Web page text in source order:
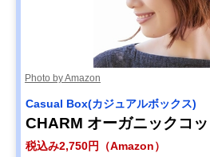
Photo by Amazon
Casual Box(カジュアルボックス)
CHARM オーガニックコ
税込み2,750円（Amazon）